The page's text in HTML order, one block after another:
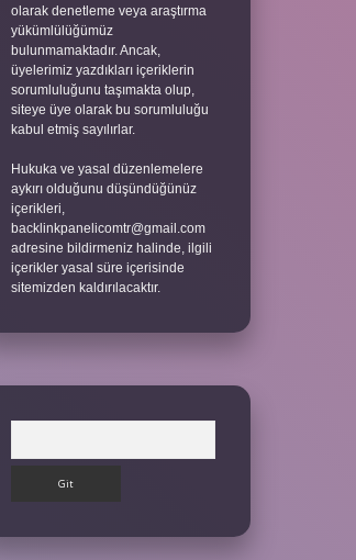
olarak denetleme veya araştırma
yükümlülüğümüz
bulunmamaktadır. Ancak,
üyelerimiz yazdıkları içeriklerin
sorumluluğunu taşımakta olup,
siteye üye olarak bu sorumluluğu
kabul etmiş sayılırlar.
Hukuka ve yasal düzenlemelere
aykırı olduğunu düşündüğünüz
içerikleri,
backlinkpanelicomtr@gmail.com
adresine bildirmeniz halinde, ilgili
içerikler yasal süre içerisinde
sitemizden kaldırılacaktır.